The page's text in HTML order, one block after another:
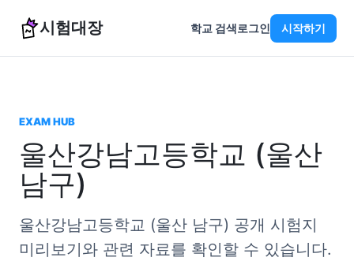
시험대장 학교 검색로그인 시작하기
EXAM HUB
울산강남고등학교 (울산
남구)
울산강남고등학교 (울산 남구) 공개 시험지
미리보기와 관련 자료를 확인할 수 있습니다.